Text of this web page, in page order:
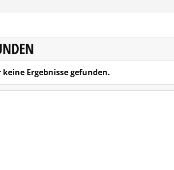
Ergebnisse gefunden.